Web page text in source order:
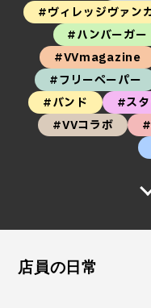
#ヴィレッジヴァン
#ハンバーガー
#VVmagazine
#フリーペーパー
#バンド
#ス
#VVコラボ
店員の日常